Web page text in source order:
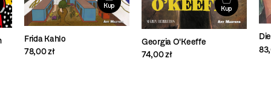
Kup
Frida Kahlo
78,00 zł
Kup
Georgia O'Keeffe
74,00 zł